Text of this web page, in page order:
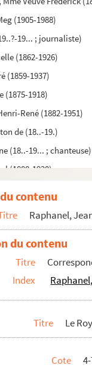
(1905-1988)
19... ; journaliste)
(1862-1926)
(1859-1937)
(1875-1918)
René (1882-1951)
de (18..-19.)
(18..-19... ; chanteuse)
(1880-1920)
(18..-19.)
André (18..-19.. ;
19..; médecin)
(1857-1933)
1977)
(18..-19.)
1969)
contenu
Raphanel,
du contenu
Titre
Index
Titre Le
Cote